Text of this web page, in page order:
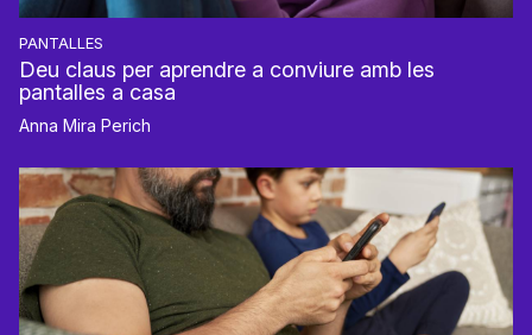
PANTALLES
Deu claus per aprendre a conviure amb les
pantalles a casa
Anna Mira Perich